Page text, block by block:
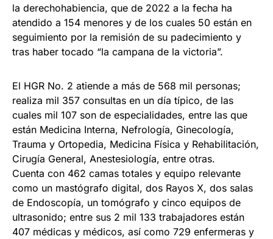
la derechohabiencia, que de 2022 a la fecha ha
atendido a 154 menores y de los cuales 50 están en
seguimiento por la remisión de su padecimiento y
tras haber tocado “la campana de la victoria”.
El HGR No. 2 atiende a más de 568 mil personas;
realiza mil 357 consultas en un día típico, de las
cuales mil 107 son de especialidades, entre las que
están Medicina Interna, Nefrología, Ginecología,
Trauma y Ortopedia, Medicina Física y Rehabilitación,
Cirugía General, Anestesiología, entre otras.
Cuenta con 462 camas totales y equipo relevante
como un mastógrafo digital, dos Rayos X, dos salas
de Endoscopía, un tomógrafo y cinco equipos de
ultrasonido; entre sus 2 mil 133 trabajadores están
407 médicas y médicos, así como 729 enfermeras y